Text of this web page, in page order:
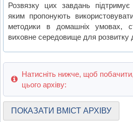
Розвязку цих завдань
яким пропонують
методики в домашніх умовах,
виховне середовище для розвитку
Натисніть нижче, щоб
цього архіву:
ПОКАЗАТИ ВМІСТ АРХІВУ